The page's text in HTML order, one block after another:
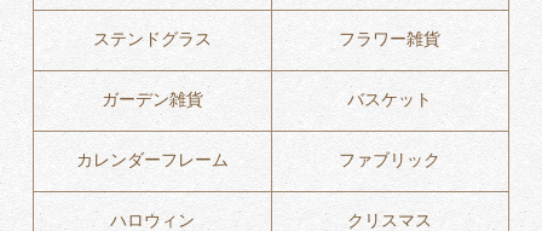
ステンドグラス フラワー雑貨
ガーデン雑貨 バスケット
カレンダーフレーム ファブリック
ハロウィン クリスマス